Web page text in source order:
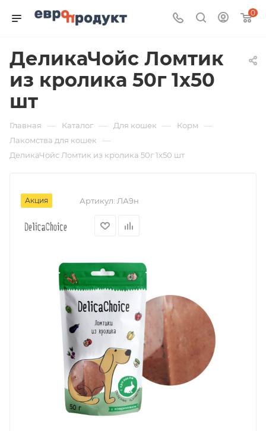
0
ДеликаЧойс Ломтик
из кролика 50г 1х50
шт
Главная — Каталог — Для кошек — Корм —
Лакомства для кошек —
ДеликаЧойс Ломтик из кролика 50г 1х50 шт
Акция Артикул: ЛА9н